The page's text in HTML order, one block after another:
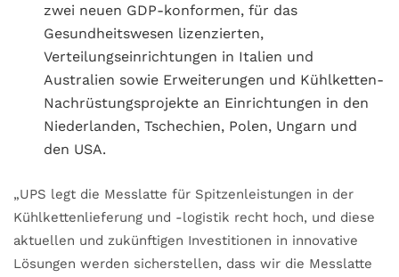
zwei neuen GDP-konformen, für das
Gesundheitswesen lizenzierten,
Verteilungseinrichtungen in Italien und
Australien sowie Erweiterungen und Kühlketten-
Nachrüstungsprojekte an Einrichtungen in den
Niederlanden, Tschechien, Polen, Ungarn und
den USA.
„UPS legt die Messlatte für Spitzenleistungen in der
Kühlkettenlieferung und -logistik recht hoch, und diese
aktuellen und zukünftigen Investitionen in innovative
Lösungen werden sicherstellen, dass wir die Messlatte